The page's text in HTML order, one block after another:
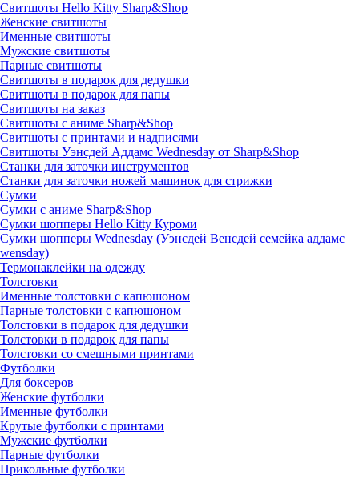
Cвитшоты Hello Kitty Sharp&Shop
Женские свитшоты
Именные свитшоты
Мужские свитшоты
Парные свитшоты
Свитшоты в подарок для дедушки
Свитшоты в подарок для папы
Свитшоты на заказ
Свитшоты с аниме Sharp&Shop
Свитшоты с принтами и надписями
Свитшоты Уэнсдей Аддамс Wednesday от Sharp&Shop
Станки для заточки инструментов
Станки для заточки ножей машинок для стрижки
Сумки
Сумки с аниме Sharp&Shop
Сумки шопперы Hello Kitty Куроми
Сумки шопперы Wednesday (Уэнсдей Венсдей семейка аддамс
wensday)
Термонаклейки на одежду
Толстовки
Именные толстовки с капюшоном
Парные толстовки с капюшоном
Толстовки в подарок для дедушки
Толстовки в подарок для папы
Толстовки со смешными принтами
Футболки
Для боксеров
Женские футболки
Именные футболки
Крутые футболки с принтами
Мужские футболки
Парные футболки
Прикольные футболки